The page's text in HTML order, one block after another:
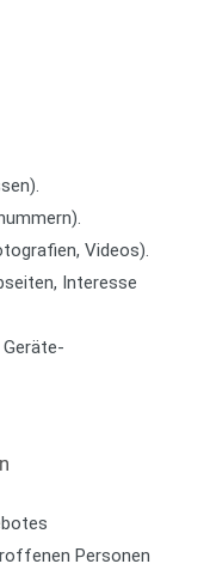
Videos).
Interesse
Personen